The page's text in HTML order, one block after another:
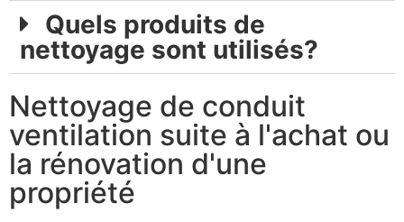
Quels produits de
nettoyage sont utilisés?
Nettoyage de conduit
ventilation suite à l'achat ou
la rénovation d'une
propriété